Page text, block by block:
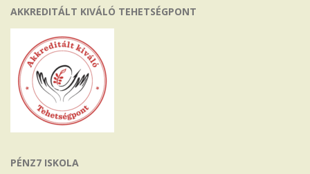
AKKREDITÁLT KIVÁLÓ TEHETSÉGPONT
PÉNZ7 ISKOLA